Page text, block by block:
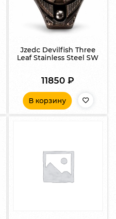
Jzedc Devilfish Three
Leaf Stainless Steel SW
11850₽
В корзину